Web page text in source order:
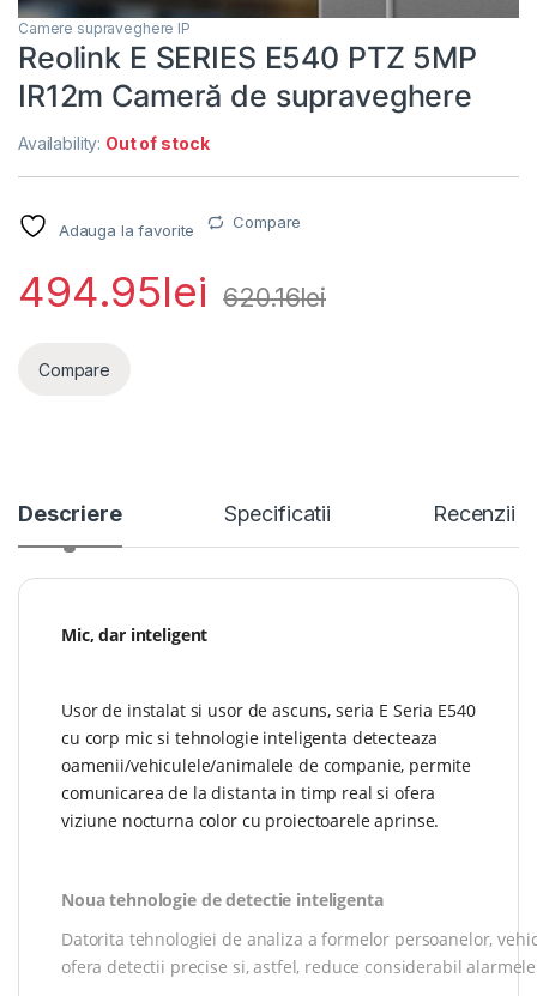
Camere supraveghere IP
Reolink E SERIES E540 PTZ 5MP
IR12m Cameră de supraveghere
Availability: Out of stock
Adauga la favorite Compare
494.95lei 620.16lei
Compare
Descriere Specificatii Recenzii
Mic, dar inteligent
Usor de instalat si usor de ascuns, seria E Seria E540
cu corp mic si tehnologie inteligenta detecteaza
oamenii/vehiculele/animalele de companie, permite
comunicarea de la distanta in timp real si ofera
viziune nocturna color cu proiectoarele aprinse.
Noua tehnologie de detectie inteligenta
Datorita tehnologiei de analiza a formelor persoanelor,
ofera detectii precise si, astfel, reduce considerabil